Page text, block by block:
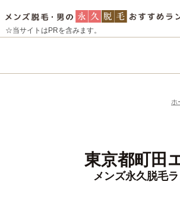
☆当サイトはPRを含みます。
ホ
東京都町田
メンズ永久脱毛